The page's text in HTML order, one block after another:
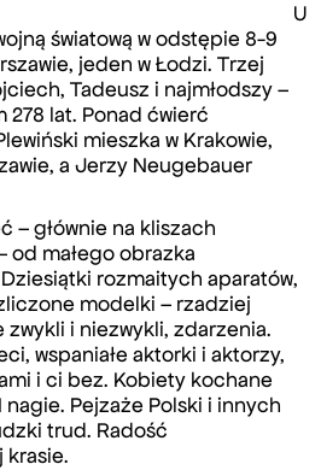
U
światową w odstępie 8-9
jeden w Łodzi. Trzej
Tadeusz i najmłodszy –
278 lat. Ponad ćwierć
mieszka w Krakowie,
a Jerzy Neugebauer
– głównie na kliszach
od małego obrazka
rozmaitych aparatów,
modelki – rzadziej
i niezwykli, zdarzenia.
wspaniałe aktorki i aktorzy,
i ci bez. Kobiety kochane
Pejzaże Polski i innych
trud. Radość
krasie.